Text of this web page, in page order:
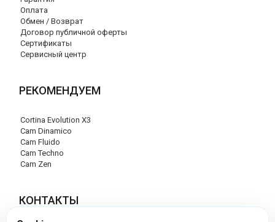
Оплата
Обмен / Возврат
Договор публичной оферты
Сертификаты
Сервисный центр
РЕКОМЕНДУЕМ
Cortina Evolution X3
Cam Dinamico
Cam Fluido
Cam Techno
Cam Zen
КОНТАКТЫ